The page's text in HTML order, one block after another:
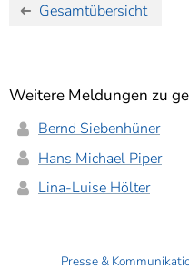
Gesamtübersicht
Weitere Meldungen zu
Bernd Siebenhüner
Hans Michael Piper
Lina-Luise Hölter
Presse &